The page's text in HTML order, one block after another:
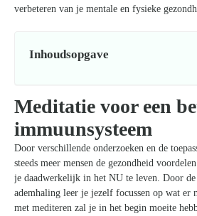
verbeteren van je mentale en fysieke
Inhoudsopgave
Meditatie voor een
immuunsysteem
Door verschillende onderzoeken en de
steeds meer mensen de gezondheid
je daadwerkelijk in het NU te leven. Door
ademhaling leer je jezelf focussen op wat er
met mediteren zal je in het begin moeite